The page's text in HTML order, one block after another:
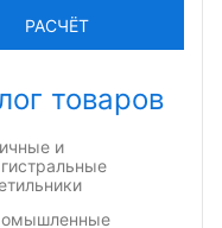
РАСЧЁТ
товаров
и